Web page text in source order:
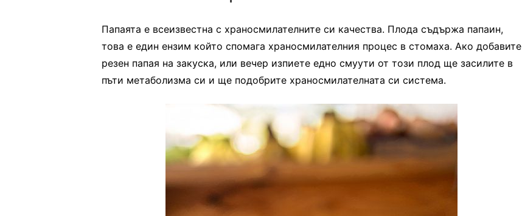
Папаята е всеизвестна с храносмилателните си качества. Плода съдържа папаин,
това е един ензим който спомага храносмилателния процес в стомаха. Ако добавите
резен папая на закуска, или вечер изпиете едно смуути от този плод ще засилите в
пъти метаболизма си и ще подобрите храносмилателната си система.